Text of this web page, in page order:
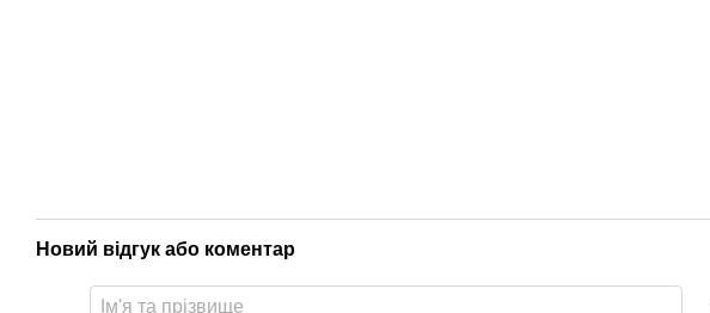
Новий відгук або коментар